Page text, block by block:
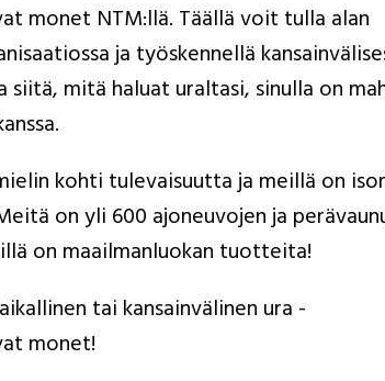
monet NTM:llä. Täällä voit tulla alan
ja työskennellä
siitä, mitä haluat uraltasi, sinulla on
kohti tulevaisuutta ja meillä on
on yli 600 ajoneuvojen ja
on maailmanluokan tuotteita!
tai kansainvälinen ura -
monet!